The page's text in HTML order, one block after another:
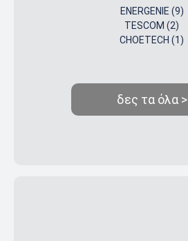
ENERGENIE (9)
TESCOM (2)
CHOETECH (1)
δες τα όλα >